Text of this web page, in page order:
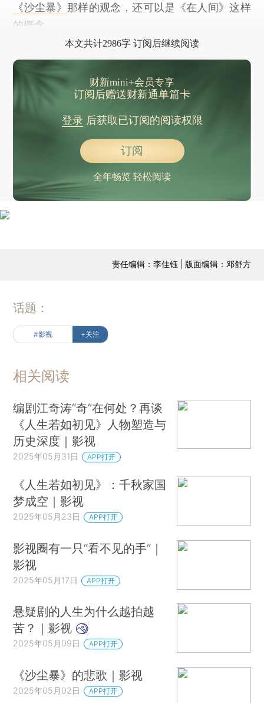
《沙尘暴》 那样的观念，还可以是《在人间》这样
的概念。
本文共计2986字 订阅后继续阅读
财新mini+会员专享
订阅后赠送财新通单篇卡
登录后获取已订阅的阅读权限
订阅
全年畅览 轻松阅读
责任编辑：李佳钰 | 版面编辑：邓舒方
话题：
#影视 +关注
相关阅读
编剧江奇涛“奇”在何处？再谈
《人生若如初见》人物塑造与
历史深度｜影视
2025年05月31日 APP打开
《人生若如初见》：千秋家国
梦成空｜影视
2025年05月23日 APP打开
影视圈有一只“看不见的手”｜
影视
2025年05月17日 APP打开
悬疑剧的人生为什么越拍越
苦？｜影视
2025年05月09日 APP打开
《沙尘暴》的悲歌｜影视
2025年05月02日 APP打开